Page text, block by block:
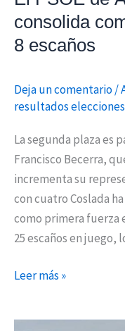
consolida
8 escaños
Deja un comentario/
resultados elecciones
La segunda plaza es
Francisco Becerra,
incrementa su
con cuatro Coslada
como primera fuerza
25 escaños en juego,
Leer más »